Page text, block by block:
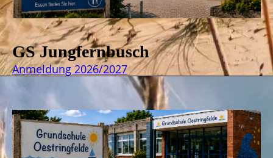
GS Jungfernbusch
Anmeldung 2026/2027